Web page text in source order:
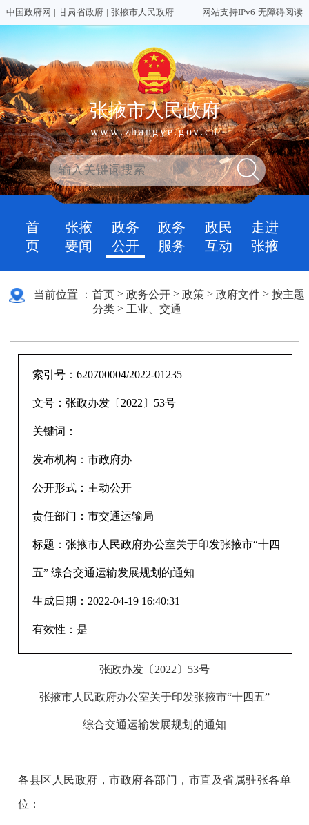
中国政府网 | 甘肃省政府 | 张掖市人民政府 网站支持IPv6 无障碍阅读
张掖市人民政府
www.zhangye.gov.cn
首
页
张掖
要闻
政务
公开
政务
服务
政民
互动
走进
张掖
当前位置 ： 首页 >政务公开 >政策 >政府文件 >按主题
分类 > 工业、交通
索引号：620700004/2022-01235
文号：张政办发〔2022〕53号
关键词：
发布机构：市政府办
公开形式： 主动公开
责任部门：市交通运输局
标题：张掖市人民政府办公室关于印发张掖市“十四
五” 综合交通运输发展规划的通知
生成日期： 2022-04-19 16:40:31
有效性： 是
张政办发〔2022〕53号
张掖市人民政府办公室关于印发张掖市“十四五”
综合交通运输发展规划的通知
各县区人民政府，市政府各部门，市直及省属驻张各单
位：